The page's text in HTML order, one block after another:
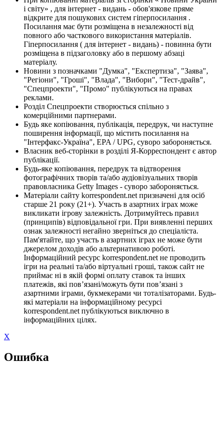
і світу» , для інтернет - видань - обов'язкове пряме
відкрите для пошукових систем гіперпосилання .
Посилання має бути розміщена в незалежності від
повного або часткового використання матеріалів.
Гіперпосилання ( для інтернет - видань) - повинна бути
розміщена в підзаголовку або в першому абзаці
матеріалу.
Новини з позначками "Думка", "Експертиза", "Заява",
"Регіони", "Гроші", "Влада", "Вибори", "Тест-драйв",
"Спецпроекти", "Промо" публікуються на правах
реклами.
Розділ Спецпроекти створюється спільно з
комерційними партнерами.
Будь яке копіювання, публікація, передрук, чи наступне
поширення інформації, що містить посилання на
"Інтерфакс-Україна", EPA / UPG, суворо забороняється.
Власник веб-сторінки в розділі Я-Корреспондент є автор
публікації.
Будь-яке копіювання, передрук та відтворення
фотографічних творів та/або аудіовізуальних творів
правовласника Getty Images - суворо забороняється.
Матеріали сайту korrespondent.net призначені для осіб
старше 21 року (21+). Участь в азартних іграх може
викликати ігрову залежність. Дотримуйтесь правил
(принципів) відповідальної гри. При виявленні перших
ознак залежності негайно зверніться до спеціаліста.
Пам'ятайте, що участь в азартних іграх не може бути
джерелом доходів або альтернативою роботі.
Інформаційний ресурс korrespondent.net не проводить
ігри на реальні та/або віртуальні гроші, також сайт не
приймає ні в якій формі оплату ставок та інших
платежів, які пов’язані/можуть бути пов’язані з
азартними іграми, букмекерами чи тоталізаторами. Будь-
які матеріали на інформаційному ресурсі
korrespondent.net публікуються виключно в
інформаційних цілях.
X
Ошибка